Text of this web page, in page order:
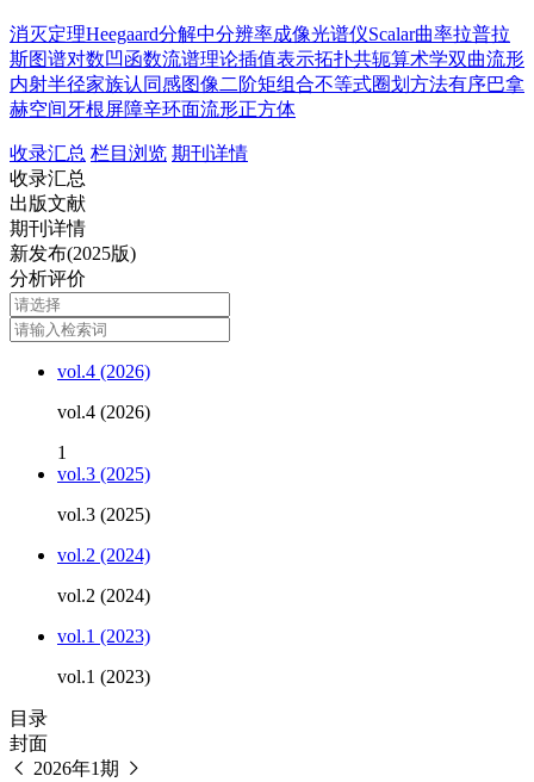
消灭定理Heegaard分解中分辨率成像光谱仪Scalar曲率拉普拉
斯图谱对数凹函数流谱理论插值表示拓扑共轭算术学双曲流形
内射半径家族认同感图像二阶矩组合不等式圈划方法有序巴拿
赫空间 牙根屏障辛环面流形正方体
收录汇总 栏目浏览 期刊详情
收录汇总
出版文献
期刊详情
新发布(2025版)
分析评价
vol.4 (2026)
vol.4 (2026)
1
vol.3 (2025)
vol.3 (2025)
vol.2 (2024)
vol.2 (2024)
vol.1 (2023)
vol.1 (2023)
目录
封面
2026年1期